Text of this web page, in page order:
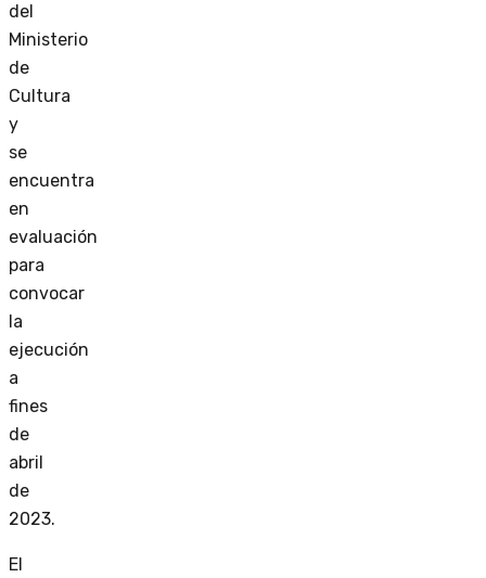
del
Ministerio
de
Cultura
y
se
encuentra
en
evaluación
para
convocar
la
ejecución
a
fines
de
abril
de
2023.
El